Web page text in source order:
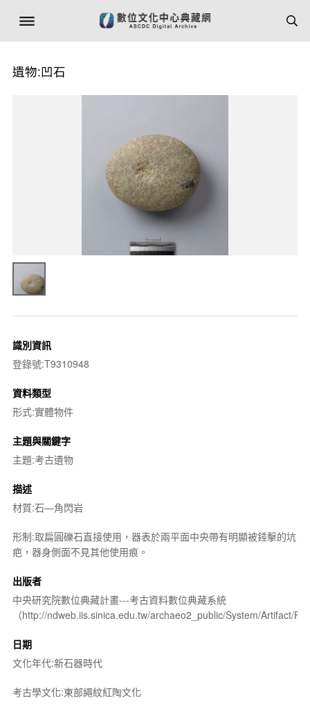
遺物:凹石
識別資訊
登錄號:T9310948
資料類型
形式:實體物件
主題與關鍵字
主題:考古遺物
描述
材質:石—角閃岩
形制:取扁圓礫石直接使用，器表於兩平面中央帶有明顯被錘擊的坑
疤，器身側面不見其他使用痕。
出版者
中央研究院數位典藏計畫---考古資料數位典藏系統
（http://ndweb.iis.sinica.edu.tw/archaeo2_public/System/Artifact/
日期
文化年代:新石器時代
考古學文化:東部繩紋紅陶文化